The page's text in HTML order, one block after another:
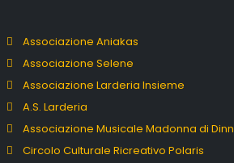
Associazione Aniakas
Associazione Selene
Associazione Larderia Insieme
A.S. Larderia
Associazione Musicale Madonna di
Circolo Culturale Ricreativo Polaris